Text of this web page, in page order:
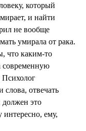
который
и найти
не вообще
умирала от рака.
что каким-то
современную
Психолог
слова, отвечать
это
ему,